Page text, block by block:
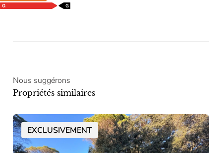
Nous suggérons
Propriétés similaires
EXCLUSIVEMENT